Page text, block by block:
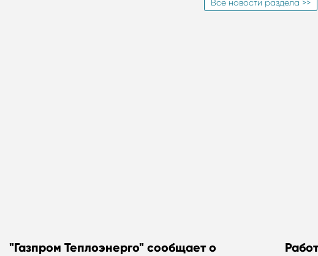
Все новости раздела >>
"Газпром Теплоэнерго" сообщает о